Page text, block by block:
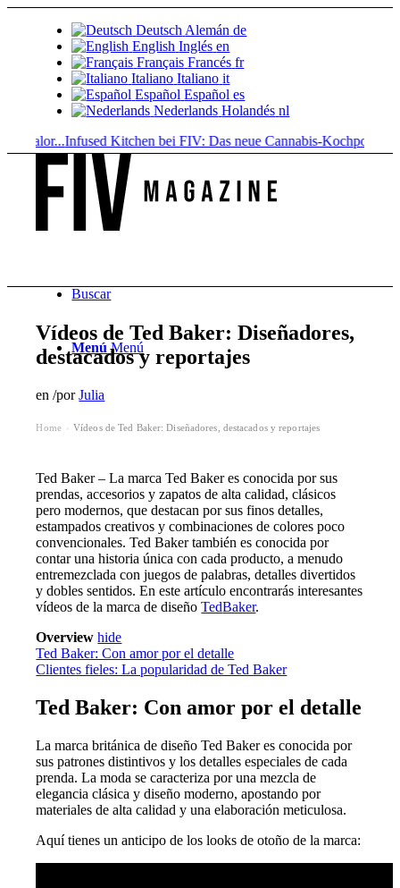
Deutsch Alemán de
English Inglés en
Français Francés fr
Italiano Italiano it
Español Español es
Nederlands Holandés nl
Infused Kitchen bei FIV: Das neue Cannabis-Kochportal
Buscar
Menú Menú
Vídeos de Ted Baker: Diseñadores,
destacados y reportajes
en/porJulia
Home Vídeos de Ted Baker: Diseñadores, destacados y reportajes
Ted Baker – La marca Ted Baker es conocida por sus
prendas, accesorios y zapatos de alta calidad, clásicos
pero modernos, que destacan por sus finos detalles,
estampados creativos y combinaciones de colores poco
convencionales. Ted Baker también es conocida por
contar una historia única con cada producto, a menudo
entremezclada con juegos de palabras, detalles divertidos
y dobles sentidos. En este artículo encontrarás interesantes
vídeos de la marca de diseñoTedBaker.
Overview hide
Ted Baker: Con amor por el detalle
Clientes fieles: La popularidad de Ted Baker
Ted Baker: Con amor por el detalle
La marca británica de diseño Ted Baker es conocida por
sus patrones distintivos y los detalles especiales de cada
prenda. La moda se caracteriza por una mezcla de
elegancia clásica y diseño moderno, apostando por
materiales de alta calidad y una elaboración meticulosa.
Aquí tienes un anticipo de los looks de otoño de la marca: